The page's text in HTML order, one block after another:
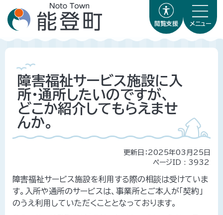
閲覧支援 メニュー
障害福祉サービス施設に入
所・通所したいのですが、
どこか紹介してもらえませ
んか。
更新日：2025年03月25日
ページID : 3932
障害福祉サービス施設を利用する際の相談は受けていま
す。入所や通所のサービスは、事業所とご本人が「契約」
のうえ利用していただくこととなっております。